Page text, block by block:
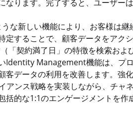
ります。完了すると、ユーザー
な新しい機能により、お客様は継
することで、顧客データをアク
「契約満了日」の特徴を検索およ
Identity Management機能は、プ
客データの利用を改善します。強
ンス戦略を実装しながら、チャ
的な1:1のエンゲージメントを作